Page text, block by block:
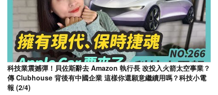
科技業震撼彈！貝佐斯辭去 Amazon 執行長 改投入火箭太空事業？
傳 Clubhouse 背後有中國企業 這樣你還願意繼續用嗎？科技小電
報 (2/4)